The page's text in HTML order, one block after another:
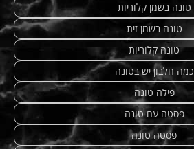
טונה בשמן קלוריות
טונה בשמן זית
טונה קלוריות
כמה חלבון יש בטונה
פילה טונה
פסטה עם טונה
פסטה טונה